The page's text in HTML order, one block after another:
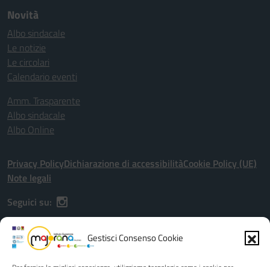
Gestisci Consenso Cookie
Novità
Albo sindacale
Le notizie
Le circolari
Calendario eventi
Amm. Trasparente
Albo sindacale
Albo Online
Privacy PolicyDichiarazione di accessibilitàCookie Policy (UE)
Note legali
Seguici su:
Indirizzo:Via G. Astorino, 56, Palermo (PA), 90146 - Viale dell'Olimpo,
20/22, Palermo (PA), 90149